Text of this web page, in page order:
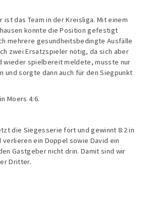
ist das Team in der Kreisliga. Mit einem
konnte die Position gefestigt
mehrere gesundheitsbedingte Ausfälle
zwei Ersatzspieler nötig, da sich aber
wieder spielbereit meldete, musste nur
und sorgte dann auch für den Siegpunkt
Moers 4:6.
die Siegesserie fort und gewinnt 8:2 in
verlieren ein Doppel sowie David ein
Gastgeber nicht drin. Damit sind wir
Dritter.